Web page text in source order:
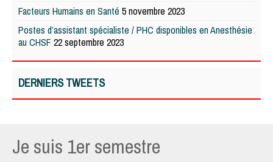
Facteurs Humains en Santé 5 novembre 2023
Postes d’assistant spécialiste / PHC disponibles en Anesthésie
au CHSF 22 septembre 2023
DERNIERS TWEETS
Je suis 1er semestre